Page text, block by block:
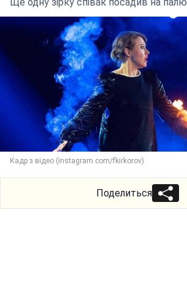
Кадр з відео (instagram.com/fkirkorov)
Поделиться